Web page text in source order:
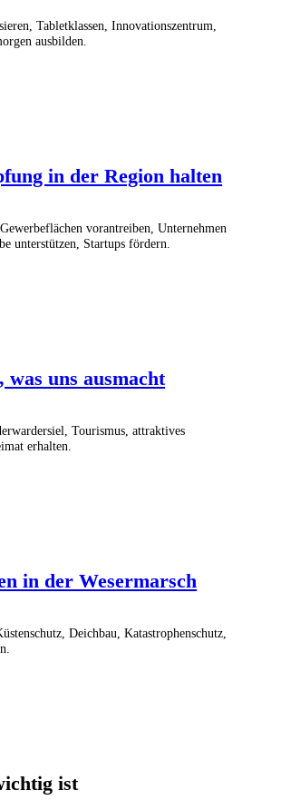
Tabletklassen, Innovationszentrum,
ausbilden.
in der Region halten
vorantreiben, Unternehmen
unterstützen, Startups fördern.
was uns ausmacht
Tourismus, attraktives
erhalten.
in der Wesermarsch
Deichbau, Katastrophenschutz,
ist